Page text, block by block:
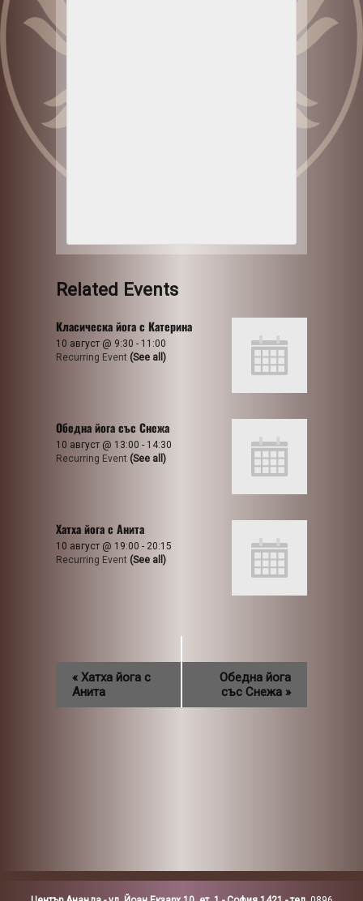
Related Events
Класическа йога с Катерина
10 август @ 9:30 - 11:00
Recurring Event (See all)
Обедна йога със Снежа
10 август @ 13:00 - 14:30
Recurring Event (See all)
Хатха йога с Анита
10 август @ 19:00 - 20:15
Recurring Event (See all)
« Хатха йога с
Анита
Обедна йога
със Снежа »